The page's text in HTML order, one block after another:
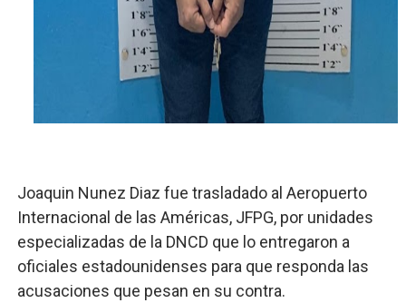
Ministerio de Defensa siembra esperanza y protege
MICM y CECCOM retienen 213,355 galones de
Bienes Nacionales recauda más de RD 57 millones en
El magistrado Henry Molina decidió no seguir en la
Joaquin Nunez Diaz fue trasladado al Aeropuerto
Internacional de las Américas, JFPG, por unidades
especializadas de la DNCD que lo entregaron a
oficiales estadounidenses para que responda las
acusaciones que pesan en su contra.